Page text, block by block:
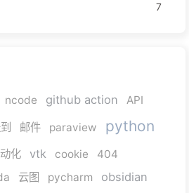
7
ncode github action API
邮件 paraview python
化 vtk cookie
404
云图 pycharm obsidian